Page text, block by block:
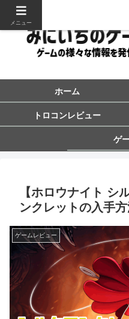
ホーム
トロコンレビュー
ゲ
【ホロウナイト シ
ンクレットの入手
ゲームレビュー
メニュー